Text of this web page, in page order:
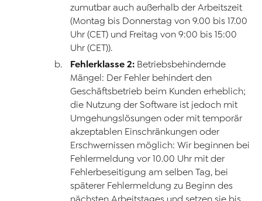
zumutbar auch außerhalb der Arbeitszeit
(Montag bis Donnerstag von 9.00 bis 17.00
Uhr (CET) und Freitag von 9:00 bis 15:00
Uhr (CET)).
Fehlerklasse 2: Betriebsbehindernde
Mängel: Der Fehler behindert den
Geschäftsbetrieb beim Kunden erheblich;
die Nutzung der Software ist jedoch mit
Umgehungslösungen oder mit temporär
akzeptablen Einschränkungen oder
Erschwernissen möglich: Wir beginnen bei
Fehlermeldung vor 10.00 Uhr mit der
Fehlerbeseitigung am selben Tag, bei
späterer Fehlermeldung zu Beginn des